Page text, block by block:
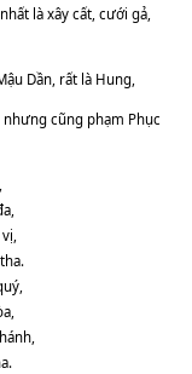
là xây cất, cưới gả,
Dần, rất là Hung,
nhưng cũng phạm Phục